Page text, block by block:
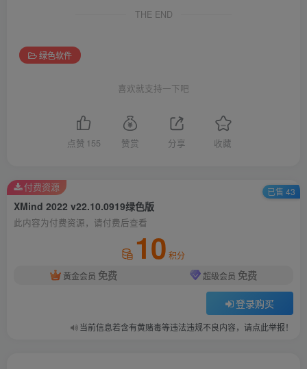
THE END
绿色软件
喜欢就支持一下吧
点赞 155 赞赏 分享 收藏
XMind 2022 v22.10.0919绿色版
此内容为付费资源，请付费后查看
10 积分
黄金会员 免费 超级会员 免费
登录购买
当前信息若含有黄赌毒等违法违规不良内容，请点此举报！
付费资源 已售 43